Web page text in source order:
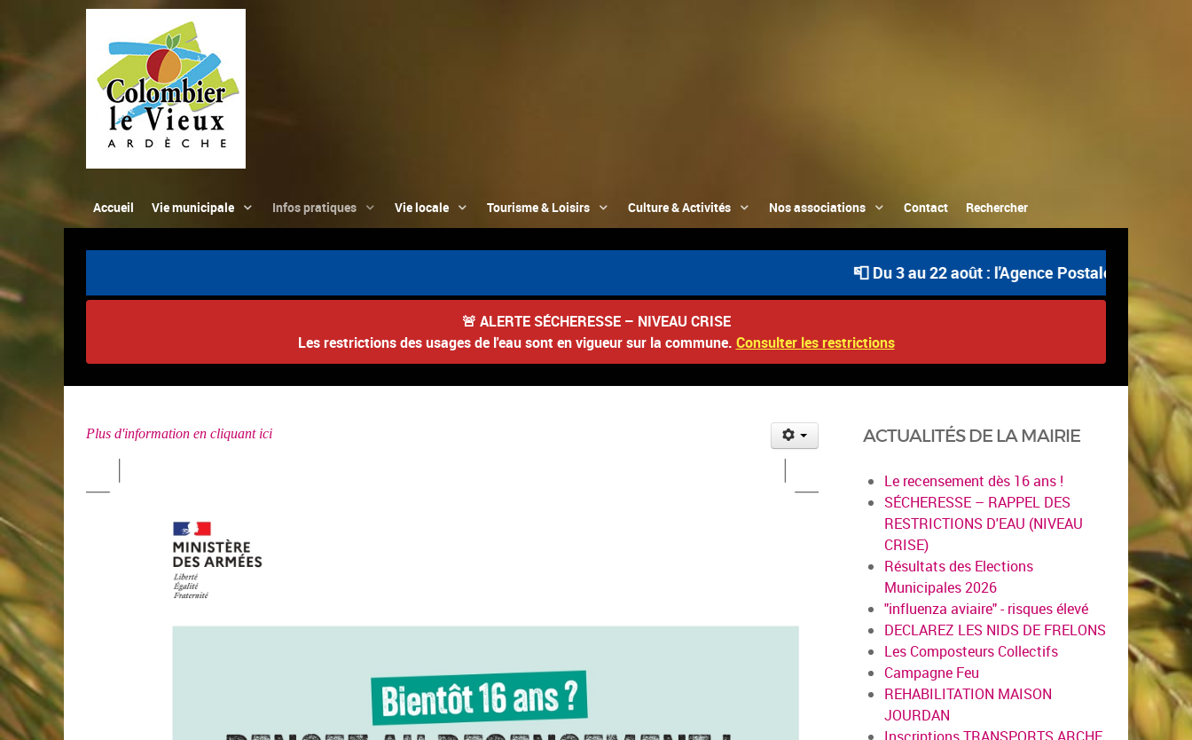
Accueil Vie municipale Infos pratiques Vie locale Tourisme & Loisirs Culture & Activités Nos associations Contact Rechercher
📮 Du 3 au 22 août : l'Agence Postale Communale
🚨 ALERTE SÉCHERESSE – NIVEAU CRISE
Les restrictions des usages de l'eau sont en vigueur sur la commune. Consulter les restrictions
Plus d'information en cliquant ici ACTUALITÉS DE LA MAIRIE
Le recensement dès 16 ans !
SÉCHERESSE – RAPPEL DES
RESTRICTIONS D'EAU (NIVEAU
CRISE)
Résultats des Elections
Municipales 2026
"influenza aviaire" - risques élevé
DECLAREZ LES NIDS DE FRELONS
Les Composteurs Collectifs
Campagne Feu
REHABILITATION MAISON
JOURDAN